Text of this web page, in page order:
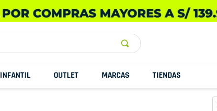
INFANTIL OUTLET MARCAS TIENDAS